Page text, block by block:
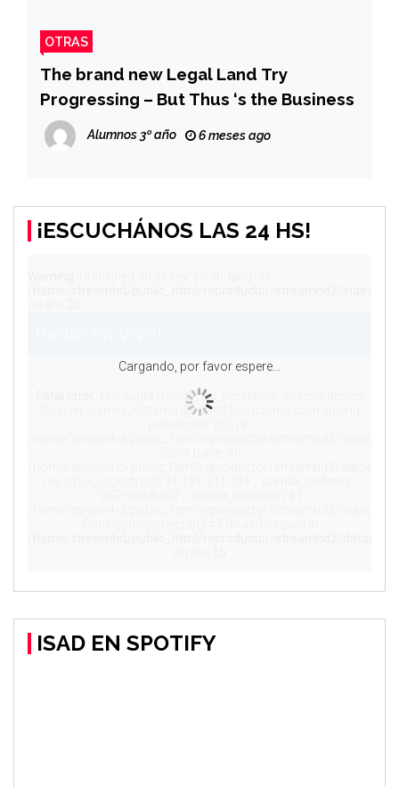
OTRAS
The brand new Legal Land Try
Progressing – But Thus ‘s the Business
Alumnos 3º año 6 meses ago
¡ESCUCHÁNOS LAS 24 HS!
ISAD EN SPOTIFY